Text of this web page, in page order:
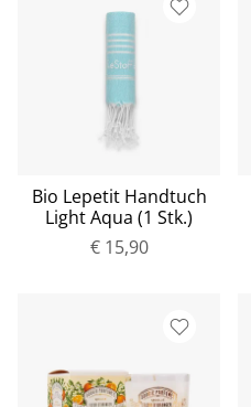
Bio Lepetit Handtuch
Light Aqua (1 Stk.)
€ 15,90